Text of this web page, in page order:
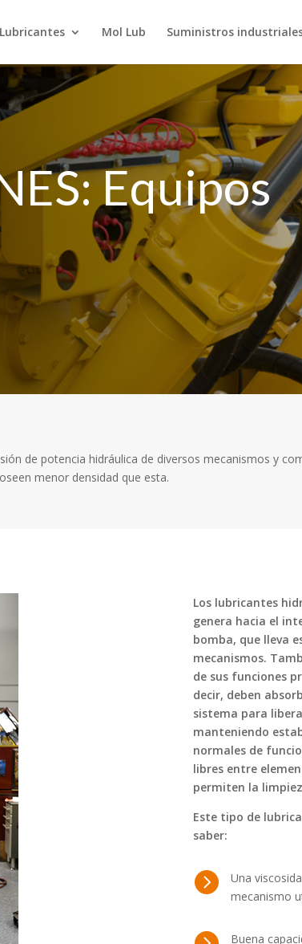
Lubricantes Mol Lub Suministros
Equipos
de potencia hidráulica de diversos mecanismos y
menor densidad que esta.
Los lubricantes
genera hacia el
bomba, que lleva
mecanismos.
de sus funciones
decir, deben
sistema para
manteniendo
normales de
libres entre
permiten la
Este tipo de
saber:

Una
mecanismo
Buena